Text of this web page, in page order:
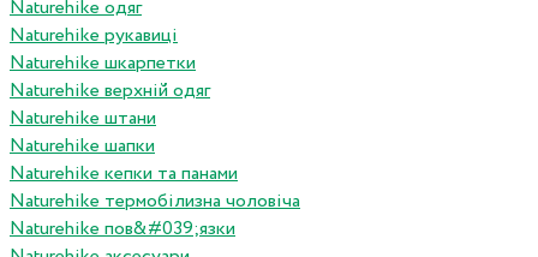
Naturehike одяг
Naturehike рукавиці
Naturehike шкарпетки
Naturehike верхній одяг
Naturehike штани
Naturehike шапки
Naturehike кепки та панами
Naturehike термобілизна чоловіча
Naturehike пов&#039;язки